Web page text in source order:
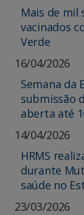
Mais de mil
vacinados
Verde
16/04/2026
Semana da
submissão
aberta até
14/04/2026
HRMS
durante
saúde no
23/03/2026